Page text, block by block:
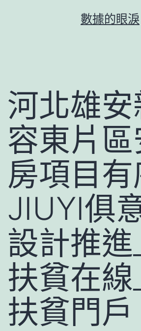
數據的眼淚
河北雄
容東片區
房項目有
JIUYI俱
設計推進
扶貧在線
扶貧門戶